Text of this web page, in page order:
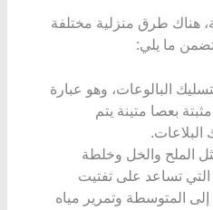
هناك طرق منزلية مختلفة
ما يلي:
البالوعات، وهو عبارة
بعصا متينة يتم
البلاعات.
الملح والخل وخلطة
التي تساعد على تفتيت
إلى المتوسطة وتمرير مياه